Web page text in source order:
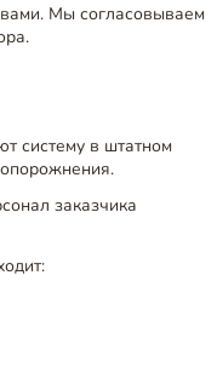
Мы согласовываем
систему в штатном
заказчика